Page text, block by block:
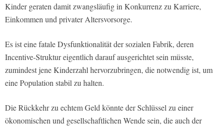
Kinder geraten damit zwangsläufig in Konkurrenz zu Karriere,
Einkommen und privater Altersvorsorge.
Es ist eine fatale Dysfunktionalität der sozialen Fabrik, deren
Incentive-Struktur eigentlich darauf ausgerichtet sein müsste,
zumindest jene Kinderzahl hervorzubringen, die notwendig ist, um
eine Population stabil zu halten.
Die Rückkehr zu echtem Geld könnte der Schlüssel zu einer
ökonomischen und gesellschaftlichen Wende sein, die auch der